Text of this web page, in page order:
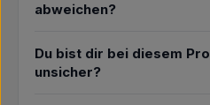
abweichen?
Du bist dir bei diesem
unsicher?